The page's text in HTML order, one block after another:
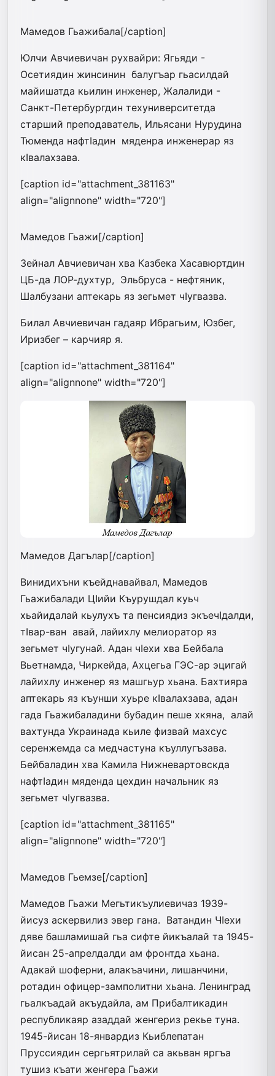
Мамедов Гьажибала[/caption]
Юлчи Авчиевичан рухвайри­: Ягьяди -
Осетиядин жинсинин ба­­лугъар гьасилдай
майишатда­ кьилин инженер, Жалалиди -
Санкт-Петербургдин техуниверси­тет­да
старший преподаватель, Илья­сани Нурудина
Тюменда наф­тIадин мяденра инженерар яз
кIва­лахзава.
[caption id="attachment_381163"
align="alignnone" width="720"]
Мамедов Гьажи[/caption]
Зейнал Авчиевичан хва Казбека Хасавюртдин
ЦБ-да ЛОР-духтур, Эльбруса - нефтяник,
Шалбузани аптекарь яз зегьмет чIугвазва.
Билал Авчиевичан гадаяр Ибрагьим, Юзбег,
Иризбег – карчияр я.
[caption id="attachment_381164"
align="alignnone" width="720"]
Мамедов Дагълар[/caption]
Винидихъни къейднавайвал, Мамедов
Гьажибалади ЦIийи Къурушдал куьч
хьайидалай кьулухъ та пенсиядиз экъечIдалди,
тIвар-ван авай, лайихлу мелиоратор яз
зегьмет чIугунай. Адан чIехи хва Бейбала
Вьетнамда, Чиркейда, Ахцегьа ГЭС-ар эцигай
лайихлу инженер яз машгьур хьана. Бахтияра
аптекарь яз къунши хуьре кIвалахзава, адан
гада Гьажибаладини бубадин пеше хкяна, алай
вахтунда Украинада кьиле физвай махсус
серенжемда са медчастуна къуллугъзава.
Бейбаладин хва Камила Нижневартовскда
нафтIадин мяденда цехдин начальник яз
зегьмет чIугвазва.
[caption id="attachment_381165"
align="alignnone" width="720"]
Мамедов Гьемзе[/caption]
Мамедов Гьажи Мегьтикъулиевичаз 1939-
йисуз аскервилиз эвер гана. Ватандин ЧIехи
дяве башламишай гьа сифте йикъа­лай та 1945-
йисан 25-апрелдалди ам фронтда хьана.
Адакай шоферни, алакъачини, лишанчини,
ротадин офицер-замполитни хьана. Ленинград
гьалкъадай акъудайла, ам Прибалтикадин
республикаяр азаддай женгериз рекье туна.
1945-йисан 18-январдиз Кьиблепатан
Пруссиядин сергьятрилай са акьван яргъа
тушиз къати женгера Гьажи